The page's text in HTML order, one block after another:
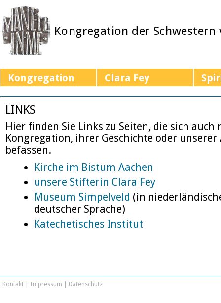
Kongregation Clara Fey
Kongregation der Schwestern
LINKS
Hier finden Sie Links zu Seiten, die sich
Kongregation, ihrer Geschichte oder unserer
befassen.
Kirche im Bistum Aachen
unsere Stifterin Clara Fey
Museum Simpelveld (in
deutscher Sprache)
Katechetisches Institut
Kontakt Impressum Datenschutz